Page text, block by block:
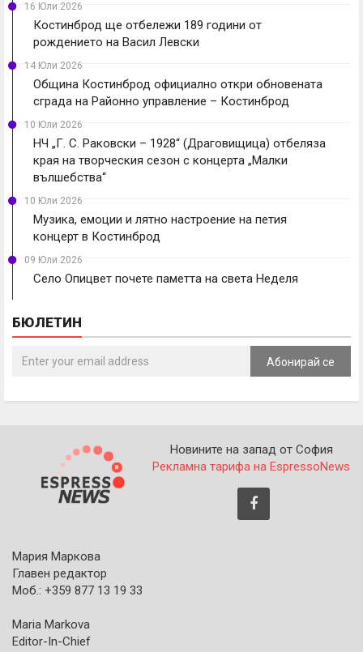
16 Юли 2026
Костинброд ще отбележи 189 години от
рождението на Васил Левски
14 Юли 2026
Община Костинброд официално откри обновената
сграда на Районно управление – Костинброд
10 Юли 2026
НЧ „Г. С. Раковски – 1928“ (Драговищица) отбеляза
края на творческия сезон с концерта „Малки
вълшебства“
10 Юли 2026
Музика, емоции и лятно настроение на петия
концерт в Костинброд
09 Юли 2026
Село Опицвет почете паметта на света Неделя
БЮЛЕТИН
Абонирай се
Новините на запад от София
Рекламна тарифа на EspressoNews
Мария Маркова
Главен редактор
Моб.: +359 877 13 19 33
Maria Markova
Editor-In-Chief